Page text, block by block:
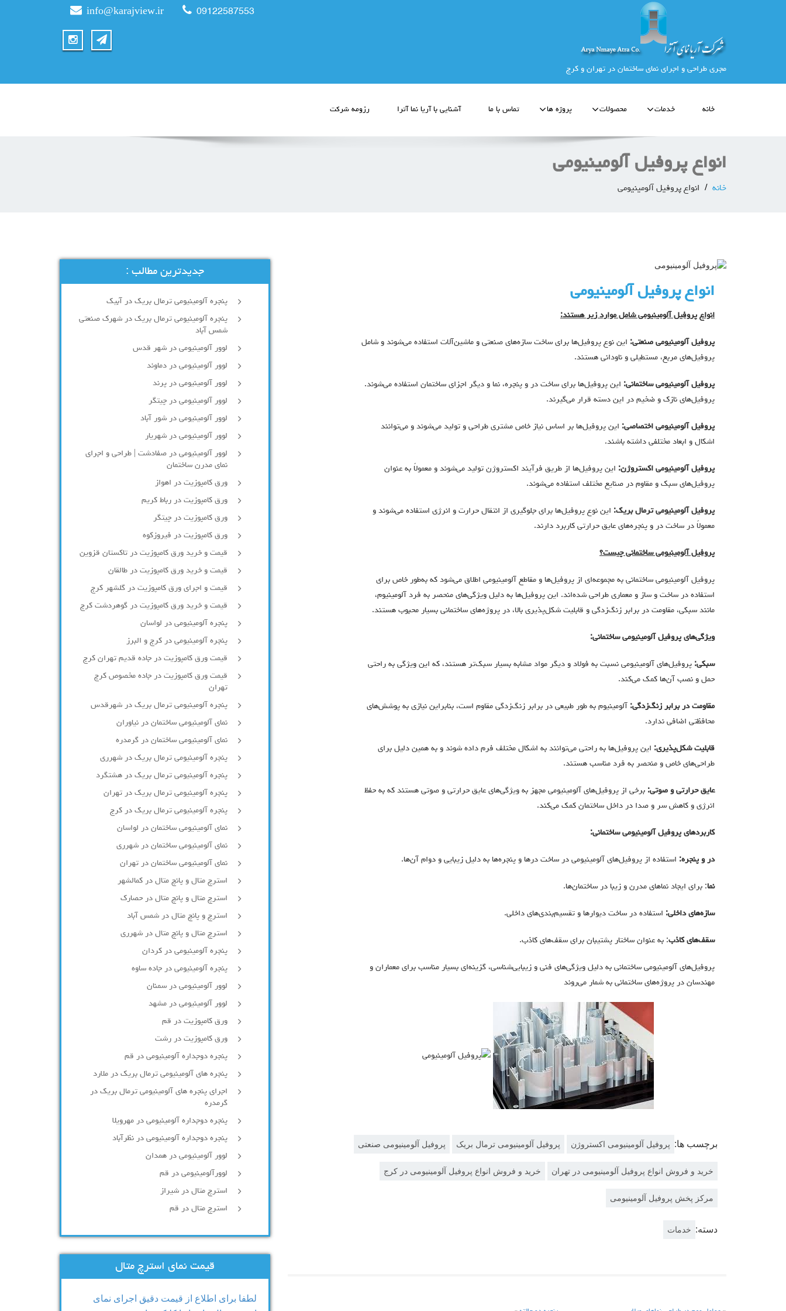
مجری طراحی و اجرای نمای ساختمان در تهران و کرج
info@karajview.ir 09122587553
خانه خدمات محصولات پروژه ها تماس با ما آشنایی با آریا نما آترا رزومه شرکت
انواع پروفیل آلومینیومی
خانه انواع پروفیل آلومینیومی
انواع پروفیل آلومینیومی
انواع پروفیل آلومینیومی شامل موارد زیر هستند:
پروفیل آلومینیومی صنعتی: این نوع پروفیل‌ها برای ساخت سازه‌های صنعتی و ماشین‌آلات استفاده می‌شوند و شامل
پروفیل‌های مربع، مستطیلی و ناودانی هستند.
پروفیل آلومینیومی ساختمانی: این پروفیل‌ها برای ساخت در و پنجره، نما و دیگر اجزای ساختمان استفاده می‌شوند.
پروفیل‌های نازک و ضخیم در این دسته قرار می‌گیرند.
پروفیل آلومینیومی اختصاصی: این پروفیل‌ها بر اساس نیاز خاص مشتری طراحی و تولید می‌شوند و می‌توانند
اشکال و ابعاد مختلفی داشته باشند.
پروفیل آلومینیومی اکستروژن: این پروفیل‌ها از طریق فرآیند اکستروژن تولید می‌شوند و معمولاً به عنوان
پروفیل‌های سبک و مقاوم در صنایع مختلف استفاده می‌شوند.
پروفیل آلومینیومی ترمال بریک: این نوع پروفیل‌ها برای جلوگیری از انتقال حرارت و انرژی استفاده می‌شوند و
معمولاً در ساخت در و پنجره‌های عایق حرارتی کاربرد دارند.
پروفیل آلومینیومی ساختمانی چیست؟
پروفیل آلومینیومی ساختمانی به مجموعه‌ای از پروفیل‌ها و مقاطع آلومینیومی اطلاق می‌شود که به‌طور خاص برای
استفاده در ساخت و ساز و معماری طراحی شده‌اند. این پروفیل‌ها به دلیل ویژگی‌های منحصر به فرد آلومینیوم،
مانند سبکی، مقاومت در برابر زنگ‌زدگی و قابلیت شکل‌پذیری بالا، در پروژه‌های ساختمانی بسیار محبوب هستند.
ویژگی‌های پروفیل آلومینیومی ساختمانی:
سبکی: پروفیل‌های آلومینیومی نسبت به فولاد و دیگر مواد مشابه بسیار سبک‌تر هستند، که این ویژگی به راحتی
حمل و نصب آن‌ها کمک می‌کند.
مقاومت در برابر زنگ‌زدگی: آلومینیوم به طور طبیعی در برابر زنگ‌زدگی مقاوم است، بنابراین نیازی به پوشش‌های
محافظتی اضافی ندارد.
قابلیت شکل‌پذیری: این پروفیل‌ها به راحتی می‌توانند به اشکال مختلف فرم داده شوند و به همین دلیل برای
طراحی‌های خاص و منحصر به فرد مناسب هستند.
عایق حرارتی و صوتی: برخی از پروفیل‌های آلومینیومی مجهز به ویژگی‌های عایق حرارتی و صوتی هستند که به حفظ
انرژی و کاهش سر و صدا در داخل ساختمان کمک می‌کند.
کاربردهای پروفیل آلومینیومی ساختمانی:
در و پنجره: استفاده از پروفیل‌های آلومینیومی در ساخت درها و پنجره‌ها به دلیل زیبایی و دوام آن‌ها.
نما: برای ایجاد نماهای مدرن و زیبا در ساختمان‌ها.
سازه‌های داخلی: استفاده در ساخت دیوارها و تقسیم‌بندی‌های داخلی.
سقف‌های کاذب: به عنوان ساختار پشتیبان برای سقف‌های کاذب.
پروفیل‌های آلومینیومی ساختمانی به دلیل ویژگی‌های فنی و زیبایی‌شناسی، گزینه‌ای بسیار مناسب برای معماران و
مهندسان در پروژه‌های ساختمانی به شمار می‌روند
برچسب ها: پروفیل آلومینیومی اکستروژن پروفیل آلومینیومی ترمال بریک پروفیل آلومینیومی صنعتی
خرید و فروش انواع پروفیل آلومینیومی در تهران خرید و فروش انواع پروفیل آلومینیومی در کرج
مرکز پخش پروفیل آلومینیومی
دسته: خدمات
جدیدترین مطالب :
پنجره آلومینیومی ترمال بریک در آبیک
پنجره آلومینیومی ترمال بریک در شهرک صنعتی
شمس آباد
لوور آلومینیومی در شهر قدس
لوور آلومینیومی در دماوند
لوور آلومینیومی در پرند
لوور آلومینیومی در چیتگر
لوور آلومینیومی در شور آباد
لوور آلومينيومي در شهريار
لوور آلومینیومی در صفادشت | طراحی و اجرای
نمای مدرن ساختمان
ورق کامپوزیت در اهواز
ورق کامپوزیت در رباط کریم
ورق کامپوزیت در چیتگر
ورق کامپوزیت در فیروزکوه
قیمت و خرید ورق کامپوزیت در تاکستان قزوین
قیمت و خرید ورق کامپوزیت در طالقان
قیمت و اجرای ورق کامپوزیت در گلشهر کرج
قیمت و خرید ورق کامپوزیت در گوهردشت کرج
پنجره آلومینیومی در لواسان
پنجره آلومینیومی در کرج و البرز
قیمت ورق کامپوزیت در جاده قدیم تهران کرج
قیمت ورق کامپوزیت در جاده مخصوص کرج
تهران
پنجره آلومینیومی ترمال بریک در شهرقدس
نمای آلومینیومی ساختمان در نیاوران
نمای آلومینیومی ساختمان در گرمدره
پنجره آلومینیومی ترمال بریک در شهرری
پنجره آلومینیومی ترمال بریک در هشتگرد
پنجره آلومینیومی ترمال بریک در تهران
پنجره آلومینیومی ترمال بریک در کرج
نمای آلومینیومی ساختمان در لواسان
نمای آلومینیومی ساختمان در شهرری
نمای آلومینیومی ساختمان در تهران
استرچ متال و پانچ متال در کمالشهر
استرچ متال و پانچ متال در حصارك
استرچ و پانچ متال در شمس آباد
استرچ متال و پانچ متال در شهرری
پنجره آلومینیومی در کردان
پنجره آلومینیومی در جاده ساوه
لوور آلومینیومی در سمنان
لوور آلومینیومی در مشهد
ورق کامپوزیت در قم
ورق کامپوزیت در رشت
پنجره دوجداره آلومينيومی در قم
پنجره های آلومینیومی ترمال بریک در ملارد
اجرای پنجره های آلومینیومی ترمال بریک در
گرمدره
پنجره دوجداره آلومینیومی در مهرویلا
پنجره دوجداره آلومینیومی در نظرآباد
لوور آلومینیومی در همدان
لوورآلومینیومی در قم
استرچ متال در شیراز
استرچ متال در قم
قیمت نمای استرچ متال
لطفا برای اطلاع از قیمت دقیق اجرای نمای